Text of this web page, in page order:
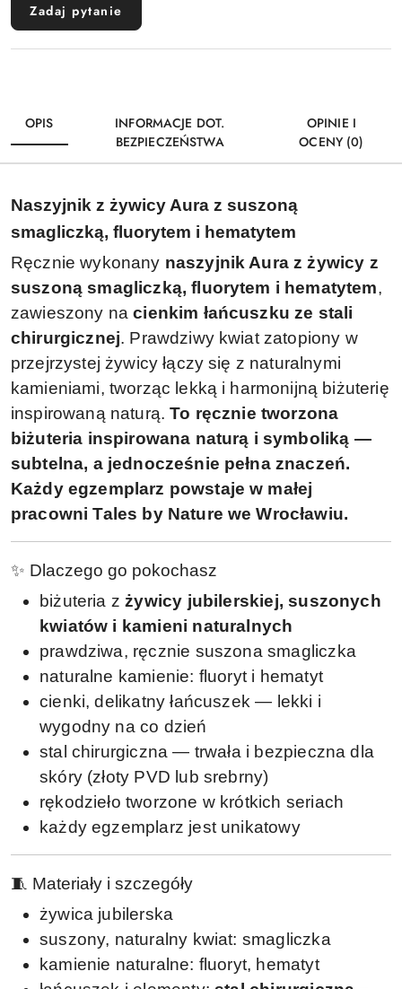
Zadaj pytanie
OPIS
INFORMACJE DOT.
BEZPIECZEŃSTWA
OPINIE I
OCENY (0)
Naszyjnik z żywicy Aura z suszoną
smagliczką, fluorytem i hematytem
Ręcznie wykonany naszyjnik Aura z żywicy z
suszoną smagliczką, fluorytem i hematytem,
zawieszony nacienkim łańcuszku ze stali
chirurgicznej. Prawdziwy kwiat zatopiony w
przejrzystej żywicy łączy się z naturalnymi
kamieniami, tworząc lekką i harmonijną biżuterię
inspirowaną naturą.To ręcznie tworzona
biżuteria inspirowana naturą i symboliką —
subtelna, a jednocześnie pełna znaczeń.
Każdy egzemplarz powstaje w małej
pracowni Tales by Nature we Wrocławiu.
✨ Dlaczego go pokochasz
biżuteria zżywicy jubilerskiej, suszonych
kwiatów i kamieni naturalnych
prawdziwa, ręcznie suszona smagliczka
naturalne kamienie: fluoryt i hematyt
cienki, delikatny łańcuszek — lekki i
wygodny na co dzień
stal chirurgiczna — trwała i bezpieczna dla
skóry (złoty PVD lub srebrny)
rękodzieło tworzone w krótkich seriach
każdy egzemplarz jest unikatowy
🧵 Materiały i szczegóły
żywica jubilerska
suszony, naturalny kwiat: smagliczka
kamienie naturalne: fluoryt, hematyt